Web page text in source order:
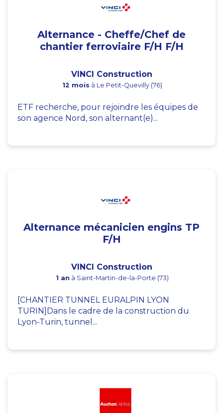
Alternance - Cheffe/Chef de
chantier ferroviaire F/H F/H
VINCI Construction
12 mois à Le Petit-Quevilly (76)
ETF recherche, pour rejoindre les équipes de
son agence Nord, son alternant(e)...
Alternance mécanicien engins TP
F/H
VINCI Construction
1 an à Saint-Martin-de-la-Porte (73)
[CHANTIER TUNNEL EURALPIN LYON
TURIN]Dans le cadre de la construction du
Lyon-Turin, tunnel...